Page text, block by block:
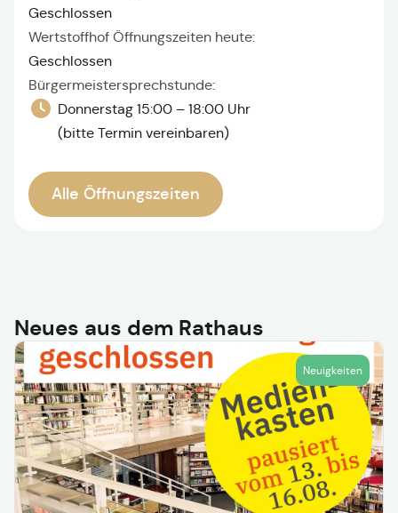
Geschlossen
Wertstoffhof Öffnungszeiten heute:
Geschlossen
Bürgermeistersprechstunde:
Donnerstag 15:00 – 18:00 Uhr
(bitte Termin vereinbaren)
Alle Öffnungszeiten
Neues aus dem Rathaus
Neuigkeiten